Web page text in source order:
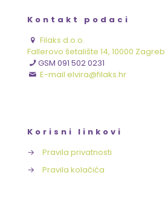
Kontakt podaci
Filaks d.o.o.
Fallerovo šetalište 14, 10000 Zagreb
GSM 091 502 0231
E-mail elvira@filaks.hr
Korisni linkovi
→
Pravila privatnosti
→
Pravila kolačića